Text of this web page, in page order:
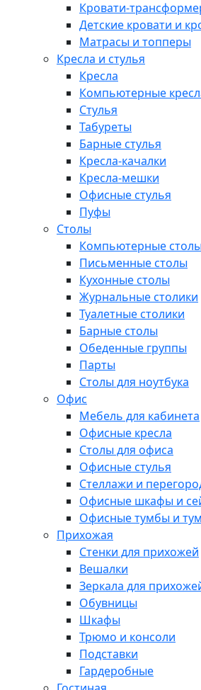
Кровати-
Детские кровати и
Матрасы и топперы
Кресла и стулья
Кресла
Компьютерные
Стулья
Табуреты
Барные стулья
Кресла-качалки
Кресла-мешки
Офисные стулья
Пуфы
Столы
Компьютерные столы
Письменные столы
Кухонные столы
Журнальные столики
Туалетные столики
Барные столы
Обеденные группы
Парты
Столы для ноутбука
Офис
Мебель для кабинета
Офисные кресла
Столы для офиса
Офисные стулья
Стеллажи и
Офисные шкафы и
Офисные тумбы и
Прихожая
Стенки для прихожей
Вешалки
Зеркала для
Обувницы
Шкафы
Трюмо и консоли
Подставки
Гардеробные